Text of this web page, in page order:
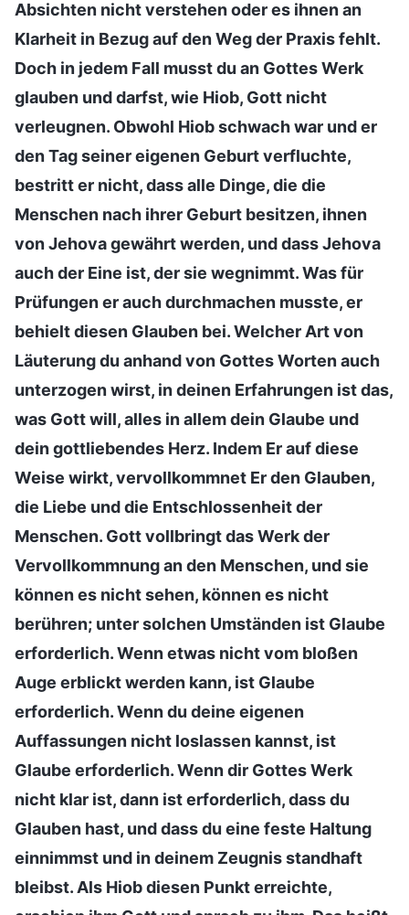
Absichten nicht verstehen oder es ihnen an
Klarheit in Bezug auf den Weg der Praxis fehlt.
Doch in jedem Fall musst du an Gottes Werk
glauben und darfst, wie Hiob, Gott nicht
verleugnen. Obwohl Hiob schwach war und er
den Tag seiner eigenen Geburt verfluchte,
bestritt er nicht, dass alle Dinge, die die
Menschen nach ihrer Geburt besitzen, ihnen
von Jehova gewährt werden, und dass Jehova
auch der Eine ist, der sie wegnimmt. Was für
Prüfungen er auch durchmachen musste, er
behielt diesen Glauben bei. Welcher Art von
Läuterung du anhand von Gottes Worten auch
unterzogen wirst, in deinen Erfahrungen ist das,
was Gott will, alles in allem dein Glaube und
dein gottliebendes Herz. Indem Er auf diese
Weise wirkt, vervollkommnet Er den Glauben,
die Liebe und die Entschlossenheit der
Menschen. Gott vollbringt das Werk der
Vervollkommnung an den Menschen, und sie
können es nicht sehen, können es nicht
berühren; unter solchen Umständen ist Glaube
erforderlich. Wenn etwas nicht vom bloßen
Auge erblickt werden kann, ist Glaube
erforderlich. Wenn du deine eigenen
Auffassungen nicht loslassen kannst, ist
Glaube erforderlich. Wenn dir Gottes Werk
nicht klar ist, dann ist erforderlich, dass du
Glauben hast, und dass du eine feste Haltung
einnimmst und in deinem Zeugnis standhaft
bleibst. Als Hiob diesen Punkt erreichte,